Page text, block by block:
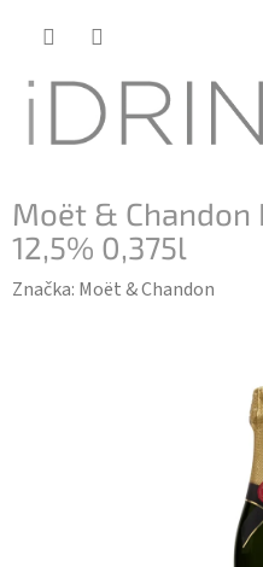
Moët &
12,5% 0,375l
Značka: Moët & Chandon